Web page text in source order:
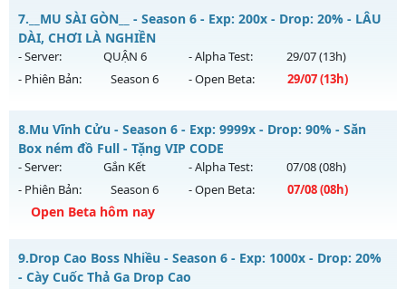
Thể loại: Mu Nguyên bản Webzen
Antihack: XShield
Mu Độc Quyền - MU CUSTOM CÀY CUỐC FREE ĐỒ HỌA ĐẸP
Mu mới ra tháng 08 2026 - Mở máy chủ
13h ngày 07/08/2626
Exp: 9999x - Drop: 90%
Thể loại: Mu Custom thêm đồ mới
Antihack: SharkGaurd
7. __MU SÀI GÒN__ - Season 6 - Exp: 200x - Drop: 20% - LÂU
DÀI, CHƠI LÀ NGHIỀN
- Server: QUẬN 6 - Alpha Test: 29/07(13h)
- Phiên Bản:
Season 6 - Open Beta: 29/07(13h)
__MU SÀI GÒN__ - LÂU DÀI, CHƠI LÀ NGHIỀN
Mu mới ra tháng 07 2026 - Mở máy chủ
ngày 29/07/2626
Exp: 200x - Drop: 20%
Kiểu reset: Reset In Game
Antihack: AntiShark
8.Mu Vĩnh Cửu - Season 6 - Exp: 9999x - Drop: 90% - Săn
Box ném đồ Full - Tặng VIP CODE
- Server: Gắn Kết - Alpha Test: 07/08(08h)
- Phiên Bản:
Season 6 - Open Beta: 07/08(08h)
Open Beta hôm nay
Mu Vĩnh Cửu - Săn Box ném đồ Full - Tặng VIP CODE
Mu mới ra tháng 08 2026 - Mở máy chủ
9.Drop Cao Boss Nhiều - Season 6 - Exp: 1000x - Drop: 20%
- Cày Cuốc Thả Ga Drop Cao